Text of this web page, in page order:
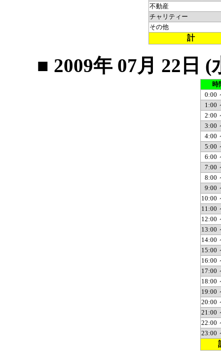
不動産
チャリティー
その他
計
■ 2009年 07月 22日
時
0:00
1:00
2:00
3:00
4:00
5:00
6:00
7:00
8:00
9:00
10:00
11:00
12:00
13:00
14:00
15:00
16:00
17:00
18:00
19:00
20:00
21:00
22:00
23:00